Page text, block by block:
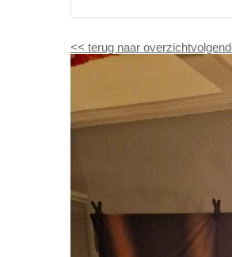
<< terug naar overzicht